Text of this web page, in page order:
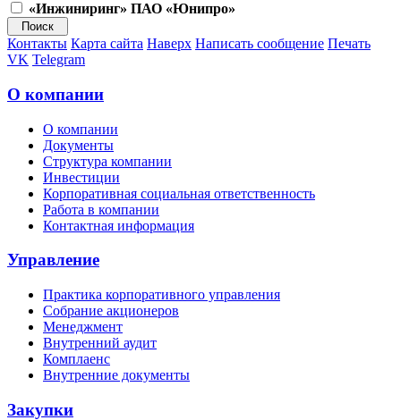
«Инжиниринг» ПАО «Юнипро»
Контакты Карта сайта Наверх Написать сообщение Печать
VK Telegram
О компании
О компании
Документы
Структура компании
Инвестиции
Корпоративная социальная ответственность
Работа в компании
Контактная информация
Управление
Практика корпоративного управления
Собрание акционеров
Менеджмент
Внутренний аудит
Комплаенс
Внутренние документы
Закупки